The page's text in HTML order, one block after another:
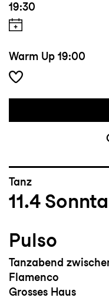
19:30
Warm Up 19:00
Tanz
11.4
Pulso
Tanzabend
Flamenco
Grosses Haus